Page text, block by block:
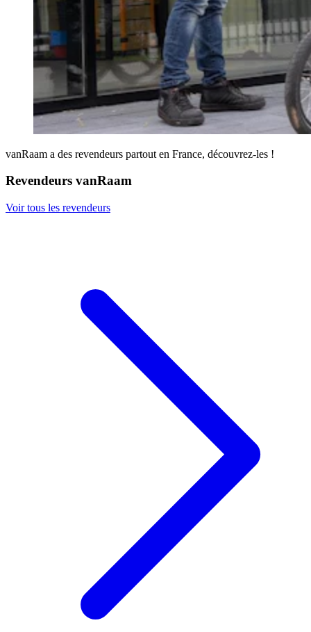
vanRaam a des revendeurs partout en France, découvrez-les !
Revendeurs vanRaam
Voir tous les revendeurs